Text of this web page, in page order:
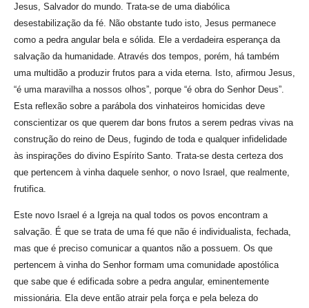
Jesus, Salvador do mundo. Trata-se de uma diabólica
desestabilização da fé. Não obstante tudo isto, Jesus permanece
como a pedra angular bela e sólida. Ele a verdadeira esperança da
salvação da humanidade. Através dos tempos, porém, há também
uma multidão a produzir frutos para a vida eterna. Isto, afirmou Jesus,
“é uma maravilha a nossos olhos”, porque “é obra do Senhor Deus”.
Esta reflexão sobre a parábola dos vinhateiros homicidas deve
conscientizar os que querem dar bons frutos a serem pedras vivas na
construção do reino de Deus, fugindo de toda e qualquer infidelidade
às inspirações do divino Espírito Santo. Trata-se desta certeza dos
que pertencem à vinha daquele senhor, o novo Israel, que realmente,
frutifica.
Este novo Israel é a Igreja na qual todos os povos encontram a
salvação. É que se trata de uma fé que não é individualista, fechada,
mas que é preciso comunicar a quantos não a possuem. Os que
pertencem à vinha do Senhor formam uma comunidade apostólica
que sabe que é edificada sobre a pedra angular, eminentemente
missionária. Ela deve então atrair pela força e pela beleza do